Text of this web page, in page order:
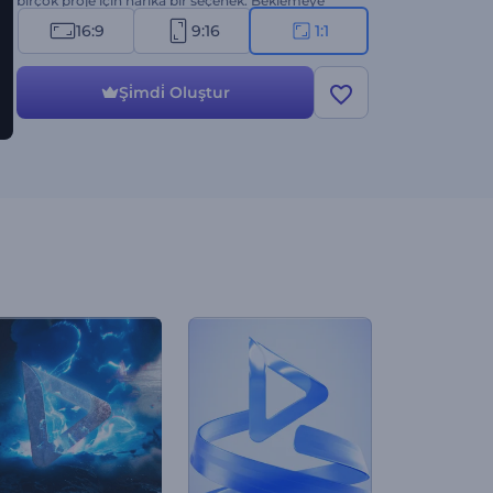
gerek yok! Cadılı videonuzu hemen hazırlayın ve
izleyicilerin aklını alın!
16:9 9:16 1:1
Şi̇mdi̇ Oluştur